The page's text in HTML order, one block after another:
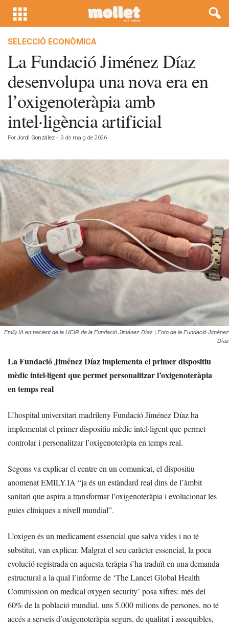
SELECCIÓ ECONÒMICA
La Fundació Jiménez Díaz
desenvolupa una nova era en
l’oxigenoteràpia amb
intel·ligència artificial
Por Jordi González - 9 de maig de 2026
Emily.IA en pacient de la UCIR de la Fundació Jiménez Díaz | Foto de la Fundació Jiménez
Díaz
La Fundació Jiménez Díaz implementa el primer dispositiu
mèdic intel·ligent que permet personalitzar l’oxigenoteràpia
en temps real
L’hospital universitari madrileny Fundació Jiménez Díaz ha
implementat el primer dispositiu mèdic intel·ligent que permet
controlar i personalitzar l’oxigenoteràpia en temps real.
Segons va explicar el centre en un comunicat, el dispositiu
anomenat EMILY.IA “ja és un estàndard real dins de l’àmbit
sanitari que aspira a transformar l’oxigenoteràpia i evolucionar les
guies clíniques a nivell mundial”.
L’oxigen és un medicament essencial que salva vides i no té
substitut, van explicar. Malgrat el seu caràcter essencial, la poca
evolució registrada en aquesta teràpia s’ha traduït en una demanda
estructural a la qual l’informe de ‘The Lancet Global Health
Commission on medical oxygen security’ posa xifres: més del
60% de la població mundial, uns 5.000 milions de persones, no té
accés a serveis d’oxigenoteràpia segurs, de qualitat i assequibles,